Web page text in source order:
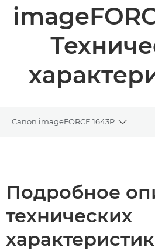
Однофункциональные принтеры - Canon Uzbekistan
Canon imageFORCE 1643P
Toggle
Подробное
технических
характеристик